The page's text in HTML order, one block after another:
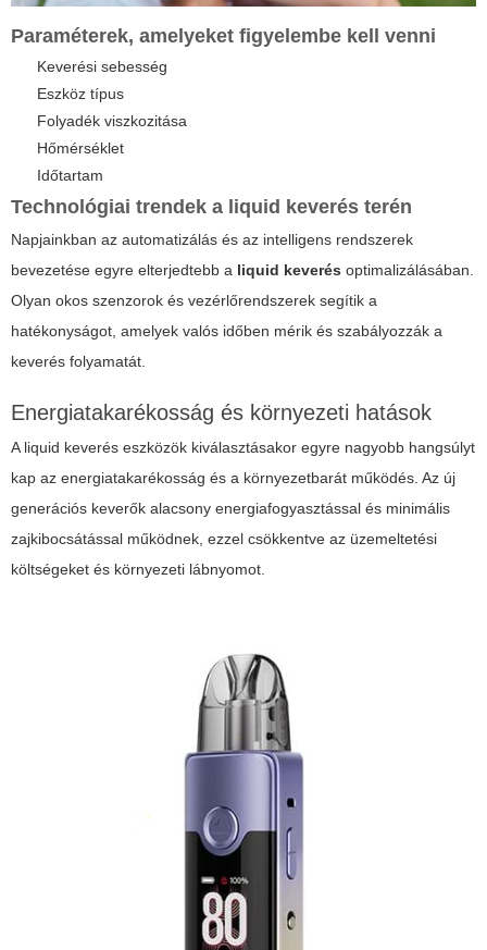
Paraméterek, amelyeket figyelembe kell venni
Keverési sebesség
Eszköz típus
Folyadék viszkozitása
Hőmérséklet
Időtartam
Technológiai trendek a liquid keverés terén
Napjainkban az automatizálás és az intelligens rendszerek
bevezetése egyre elterjedtebb a liquid keverés optimalizálásában.
Olyan okos szenzorok és vezérlőrendszerek segítik a
hatékonyságot, amelyek valós időben mérik és szabályozzák a
keverés folyamatát.
Energiatakarékosság és környezeti hatások
A liquid keverés eszközök kiválasztásakor egyre nagyobb hangsúlyt
kap az energiatakarékosság és a környezetbarát működés. Az új
generációs keverők alacsony energiafogyasztással és minimális
zajkibocsátással működnek, ezzel csökkentve az üzemeltetési
költségeket és környezeti lábnyomot.